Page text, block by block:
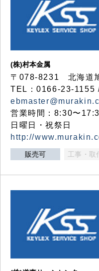
(株)村本金属
〒078-8231 北海道
TEL：0166-23-1155
営業時間：8:30〜
日曜日・祝祭日
http://
販売可 工事・取